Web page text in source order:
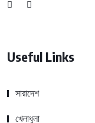
Useful Links
সারাদেশ
খেলাধুলা